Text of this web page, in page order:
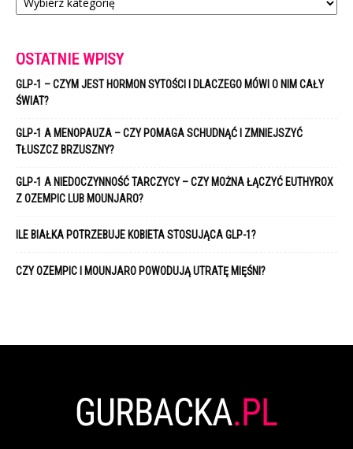
OSTATNIE WPISY
GLP-1 – CZYM JEST HORMON SYTOŚCI I DLACZEGO MÓWI O NIM CAŁY
ŚWIAT?
GLP-1 A MENOPAUZA – CZY POMAGA SCHUDNĄĆ I ZMNIEJSZYĆ
TŁUSZCZ BRZUSZNY?
GLP-1 A NIEDOCZYNNOŚĆ TARCZYCY – CZY MOŻNA ŁĄCZYĆ EUTHYROX
Z OZEMPIC LUB MOUNJARO?
ILE BIAŁKA POTRZEBUJE KOBIETA STOSUJĄCA GLP-1?
CZY OZEMPIC I MOUNJARO POWODUJĄ UTRATĘ MIĘŚNI?